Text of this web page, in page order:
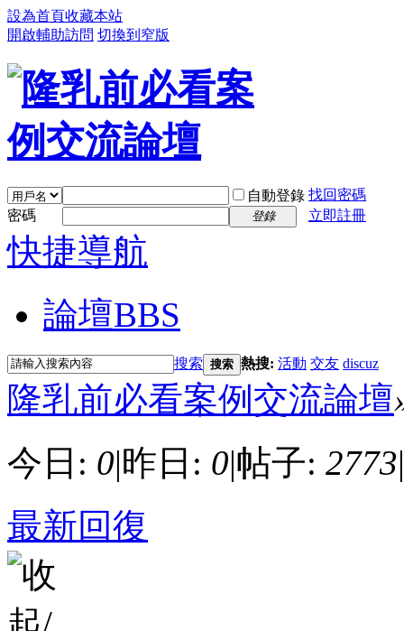
設為首頁收藏本站
開啟輔助訪問 切換到窄版
自動登錄 找回密碼
密碼
登錄 立即註冊
快捷導航
論壇BBS
搜索 搜索 熱搜: 活動 交友 discuz
隆乳前必看案例交流論壇
今日: 0|昨日: 0|帖子: 2773|
最新回復